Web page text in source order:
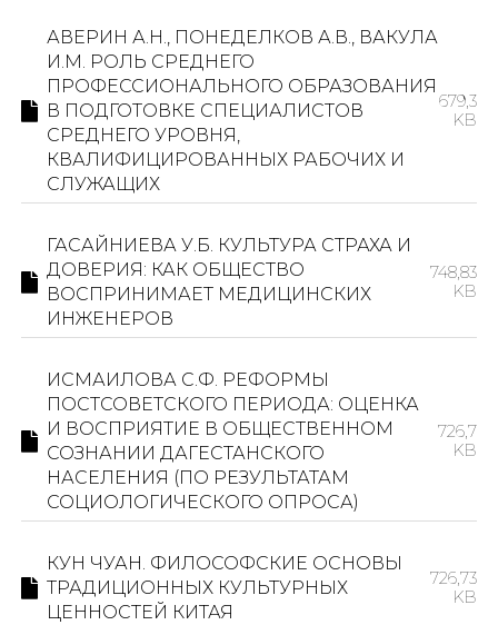
АВЕРИН А.Н., ПОНЕДЕЛКОВ А.В., ВАКУЛА
И.М. РОЛЬ СРЕДНЕГО
ПРОФЕССИОНАЛЬНОГО ОБРАЗОВАНИЯ
В ПОДГОТОВКЕ СПЕЦИАЛИСТОВ
СРЕДНЕГО УРОВНЯ,
КВАЛИФИЦИРОВАННЫХ РАБОЧИХ И
СЛУЖАЩИХ
679,3
KB
ГАСАЙНИЕВА У.Б. КУЛЬТУРА СТРАХА И
ДОВЕРИЯ: КАК ОБЩЕСТВО
ВОСПРИНИМАЕТ МЕДИЦИНСКИХ
ИНЖЕНЕРОВ
748,83
KB
ИСМАИЛОВА С.Ф. РЕФОРМЫ
ПОСТСОВЕТСКОГО ПЕРИОДА: ОЦЕНКА
И ВОСПРИЯТИЕ В ОБЩЕСТВЕННОМ
СОЗНАНИИ ДАГЕСТАНСКОГО
НАСЕЛЕНИЯ (ПО РЕЗУЛЬТАТАМ
СОЦИОЛОГИЧЕСКОГО ОПРОСА)
726,7
KB
КУН ЧУАН. ФИЛОСОФСКИЕ ОСНОВЫ
ТРАДИЦИОННЫХ КУЛЬТУРНЫХ
ЦЕННОСТЕЙ КИТАЯ
726,73
KB